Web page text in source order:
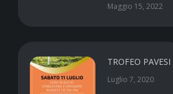
Maggio 15, 2022
TROFEO PAVESI
Luglio 7, 2020